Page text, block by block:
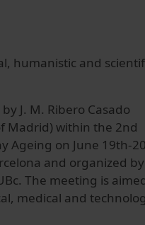
humanistic and
J. M. Ribero Casado
Madrid) within the 2nd
Ageing on June 19th-
and organized
The meeting is
medical and